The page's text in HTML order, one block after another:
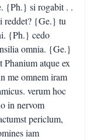
{Ph.} si rogabit . .
reddet? {Ge.} tu
{Ph.} cedo
omnia. {Ge.}
atque ex
me omnem iram
verum hoc
in nervom
periclum,
iam